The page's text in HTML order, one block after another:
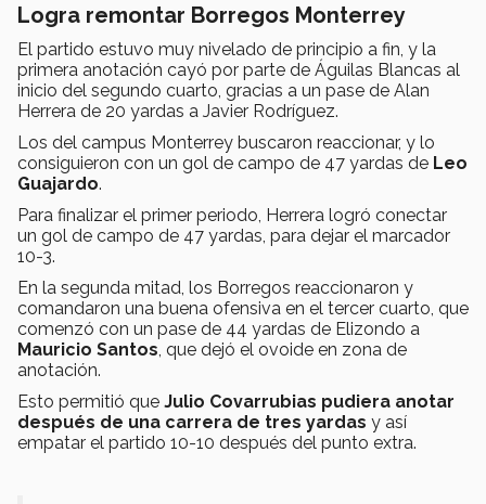
Logra remontar Borregos Monterrey
El partido estuvo muy nivelado de principio a fin, y la
primera anotación cayó por parte de Águilas Blancas al
inicio del segundo cuarto, gracias a un pase de Alan
Herrera de 20 yardas a Javier Rodríguez.
Los del campus Monterrey buscaron reaccionar, y lo
consiguieron con un gol de campo de 47 yardas de Leo
Guajardo.
Para finalizar el primer periodo, Herrera logró conectar
un gol de campo de 47 yardas, para dejar el marcador
10-3.
En la segunda mitad, los Borregos reaccionaron y
comandaron una buena ofensiva en el tercer cuarto, que
comenzó con un pase de 44 yardas de Elizondo a
Mauricio Santos, que dejó el ovoide en zona de
anotación.
Esto permitió que Julio Covarrubias pudiera anotar
después de una carrera de tres yardas y así
empatar el partido 10-10 después del punto extra.